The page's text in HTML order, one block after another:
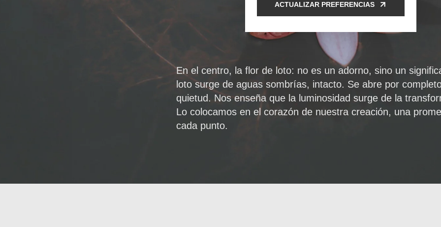
ACTUALIZAR PREFERENCIAS
En el centro, la flor de loto: no es un adorno, sino un
loto surge de aguas sombrías, intacto. Se abre por
quietud. Nos enseña que la luminosidad surge de la
Lo colocamos en el corazón de nuestra creación, una
cada punto.